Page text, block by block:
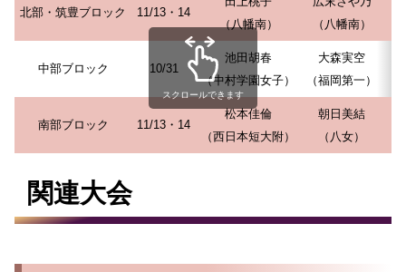
北部・筑豊ブロック 11/13・14
（八幡南）
（八幡南）
中部ブロック 10/31
池田胡春
（中村学園女子）
大森実空
（福岡第一）
南部ブロック 11/13・14
松本佳倫
（西日本短大附）
朝日美結
（八女）
スクロールできます
関連大会